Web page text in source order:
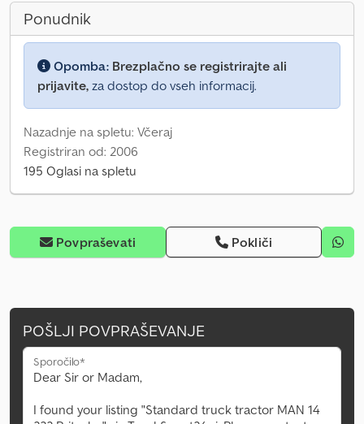
Ponudnik
Opomba: Brezplačno se registrirajte ali
prijavite, za dostop do vseh informacij.
Nazadnje na spletu: Včeraj
Registriran od: 2006
195 Oglasi na spletu
Povpraševati Pokliči
POŠLJI POVPRAŠEVANJE
Sporočilo*